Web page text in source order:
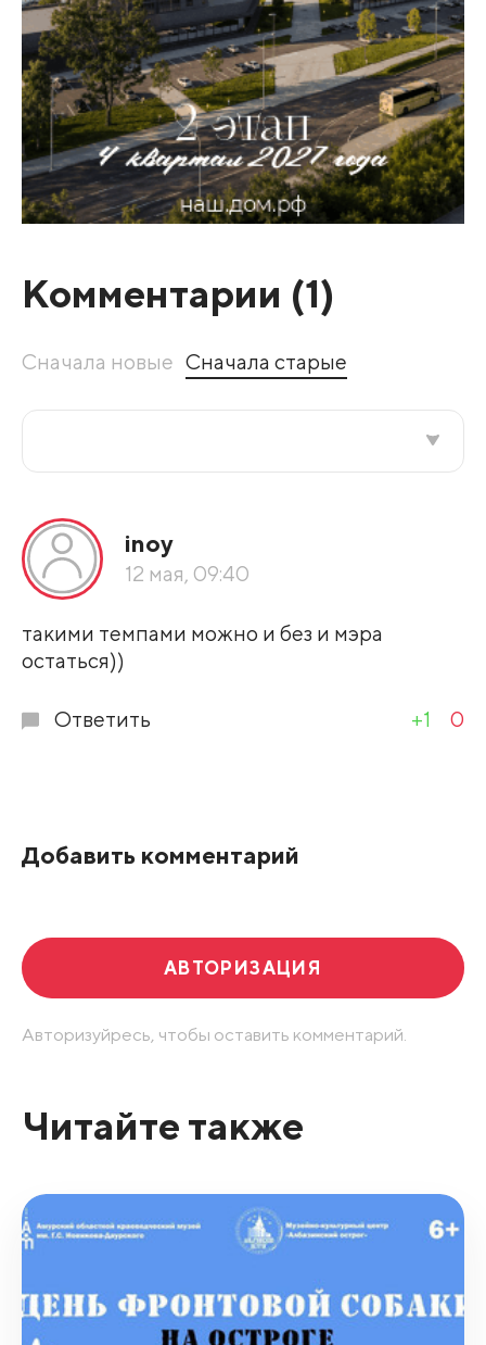
Комментарии (1)
Сначала новые Сначала старые
По рейтингу
Развернуть все
inoy
12 мая, 09:40
такими темпами можно и без и мэра
остаться))
Ответить +1 0
Добавить комментарий
АВТОРИЗАЦИЯ
Авторизуйресь, чтобы оставить комментарий.
Читайте также